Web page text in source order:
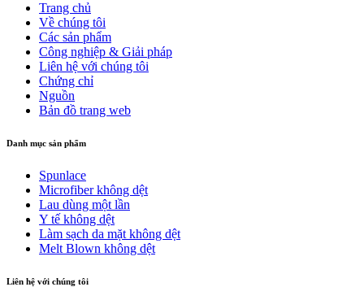
Trang chủ
Về chúng tôi
Các sản phẩm
Công nghiệp & Giải pháp
Liên hệ với chúng tôi
Chứng chỉ
Nguồn
Bản đồ trang web
Danh mục sản phẩm
Spunlace
Microfiber không dệt
Lau dùng một lần
Y tế không dệt
Làm sạch da mặt không dệt
Melt Blown không dệt
Liên hệ với chúng tôi